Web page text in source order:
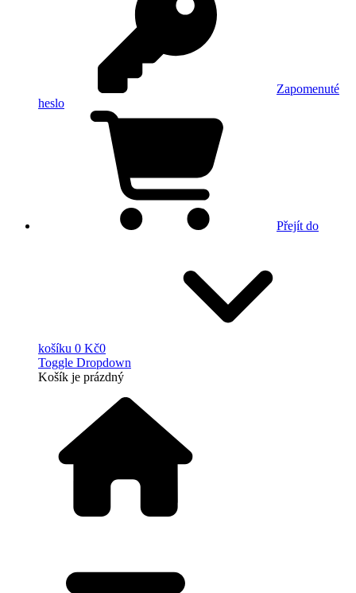
Zapomenuté
heslo
Přejít do
košíku 0 Kč0
Toggle Dropdown
Košík je prázdný